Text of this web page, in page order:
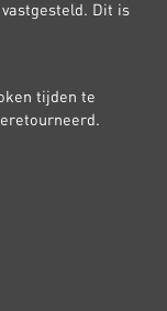
Dit is
tijden te